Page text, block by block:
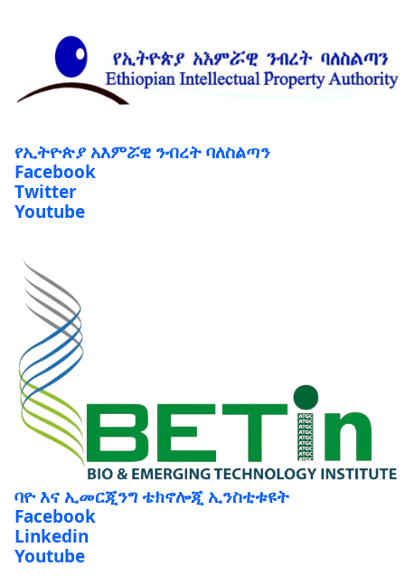
የኢትዮጵያ አእምሯዊ ንብረት ባለስልጣን
Facebook
Twitter
Youtube
ባዮ እና ኢመርጂንግ ቴክኖሎጂ ኢንስቲቱዩት
Facebook
Linkedin
Youtube